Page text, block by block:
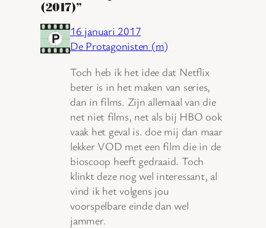
(2017)”
16 januari 2017
De Protagonisten (m)
Toch heb ik het idee dat Netflix
beter is in het maken van series,
dan in films. Zijn allemaal van die
net niet films, net als bij HBO ook
vaak het geval is. doe mij dan maar
lekker VOD met een film die in de
bioscoop heeft gedraaid. Toch
klinkt deze nog wel interessant, al
vind ik het volgens jou
voorspelbare einde dan wel
jammer.